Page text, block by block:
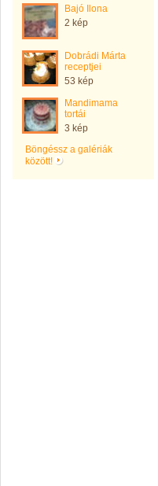
Bajó Ilona
2 kép
Dobrádi Márta
receptjei
53 kép
Mandimama
tortái
3 kép
Böngéssz a galériák
között!